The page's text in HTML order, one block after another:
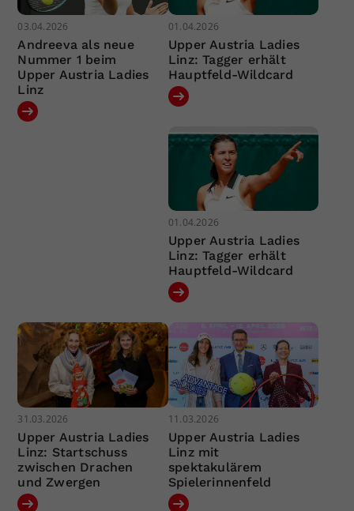
03.04.2026
Andreeva als neue
Nummer 1 beim
Upper Austria Ladies
Linz
01.04.2026
Upper Austria Ladies
Linz: Tagger erhält
Hauptfeld-Wildcard
01.04.2026
Upper Austria Ladies
Linz: Tagger erhält
Hauptfeld-Wildcard
31.03.2026
Upper Austria Ladies
Linz: Startschuss
zwischen Drachen
und Zwergen
11.03.2026
Upper Austria Ladies
Linz mit
spektakulärem
Spielerinnenfeld